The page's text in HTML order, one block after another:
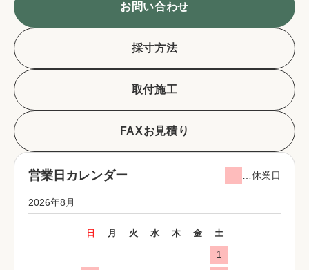
お問い合わせ
採寸方法
取付施工
FAXお見積り
営業日カレンダー …休業日
2026年8月
日 月 火 水 木 金 土
1